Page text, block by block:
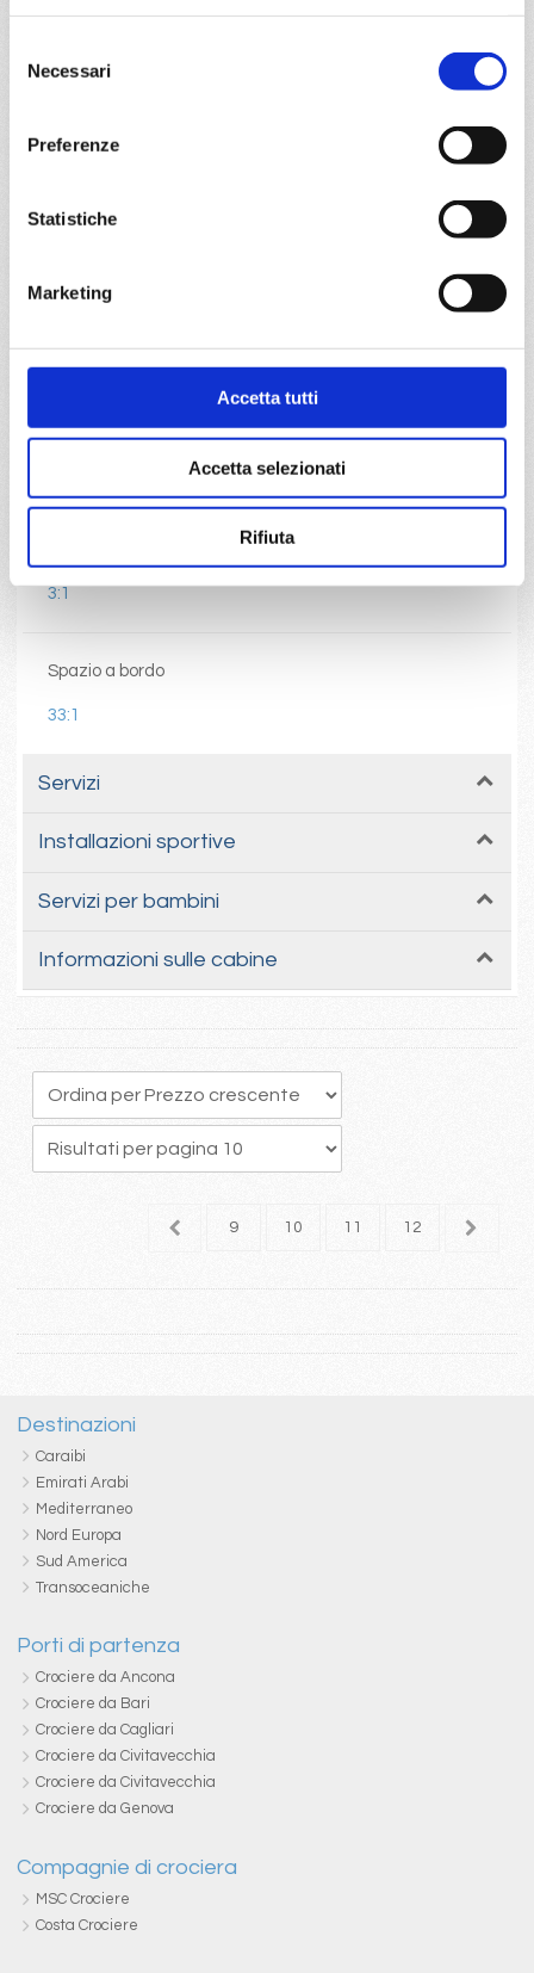
delNecessari
Preferenze
Statistiche
Marketing
Accetta tutti
Accetta selezionati
Rifiuta
Lunghezza
32 m.
Tipo di elettricità
220-115 Volts/60 HZ
Bandiera
3:1
Spazio a bordo
33:1
Servizi
Installazioni sportive
Servizi per bambini
Informazioni sulle cabine
8 9 10 11 12
Destinazioni
Caraibi
Emirati Arabi
Mediterraneo
Nord Europa
Sud America
Transoceaniche
Porti di partenza
Crociere da Ancona
Crociere da Bari
Crociere da Cagliari
Crociere da Civitavecchia
Crociere da Civitavecchia
Crociere da Genova
Compagnie di crociera
MSC Crociere
Costa Crociere